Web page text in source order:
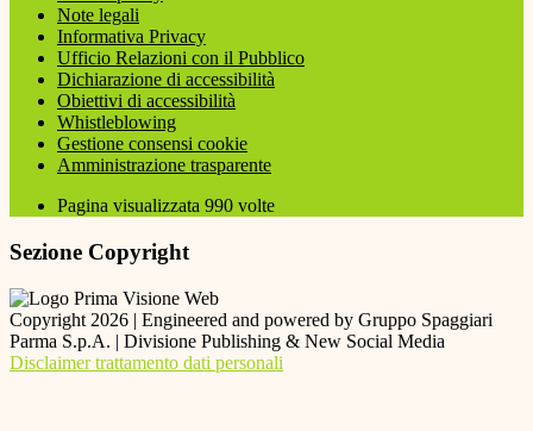
Note legali
Informativa Privacy
Ufficio Relazioni con il Pubblico
Dichiarazione di accessibilità
Obiettivi di accessibilità
Whistleblowing
Gestione consensi cookie
Amministrazione trasparente
Pagina visualizzata 990 volte
Sezione Copyright
Copyright 2026 | Engineered and powered by Gruppo Spaggiari
Parma S.p.A. | Divisione Publishing & New Social Media
Disclaimer trattamento dati personali